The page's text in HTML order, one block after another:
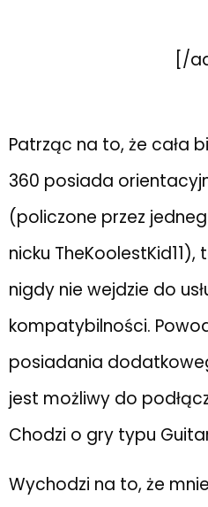
[/
Patrząc na to, że cała
360 posiada
(policzone przez
nicku TheKoolestKid11),
nigdy nie wejdzie do
kompatybilności.
posiadania
jest możliwy do
Chodzi o gry typu
Wychodzi na to, że